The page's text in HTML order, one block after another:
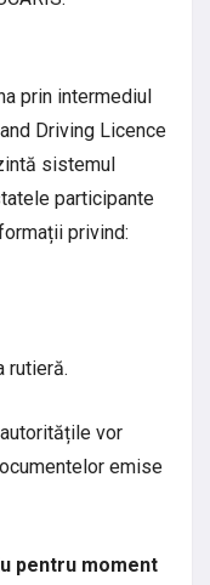
prin intermediul
Driving Licence
sistemul
participante
privind:
rutieră.
vor
emise
pentru moment